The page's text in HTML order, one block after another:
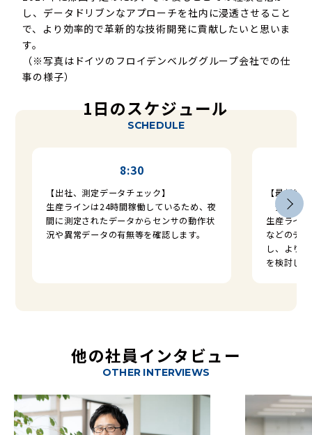
し、データドリブンなアプローチを社内に浸透させること
で、より効率的で革新的な技術開発に貢献したいと思いま
す。
（※写真はドイツのフロイデンベルググループ会社での仕
事の様子）
1日のスケジュール
SCHEDULE
8:30
【出社、測定データチェック】
生産ラインは24時間稼働しているため、夜
間に測定されたデータからセンサの動作状
況や異常データの有無等を確認します。
【最新生
分析、次
生産ライ
などのデ
し、より
を検討し
他の社員イ ンタ ビュ ー
OTHER INTERVIEWS